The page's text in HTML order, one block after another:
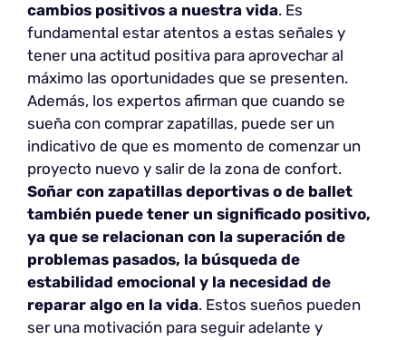
cambios positivos a nuestra vida. Es
fundamental estar atentos a estas señales y
tener una actitud positiva para aprovechar al
máximo las oportunidades que se presenten.
Además, los expertos afirman que cuando se
sueña con comprar zapatillas, puede ser un
indicativo de que es momento de comenzar un
proyecto nuevo y salir de la zona de confort.
Soñar con zapatillas deportivas o de ballet
también puede tener un significado positivo,
ya que se relacionan con la superación de
problemas pasados, la búsqueda de
estabilidad emocional y la necesidad de
reparar algo en la vida. Estos sueños pueden
ser una motivación para seguir adelante y